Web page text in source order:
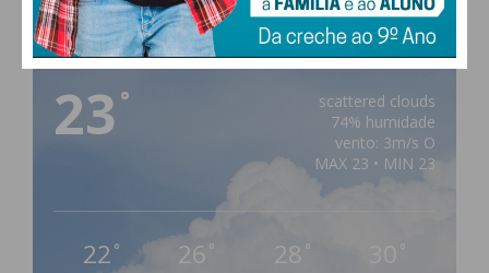
PAÇOS DE FERREIRA
23 °
scattered clouds
74% humidade
vento: 3m/s O
MAX 23 • MIN 23
22 ° 26 ° 28 °